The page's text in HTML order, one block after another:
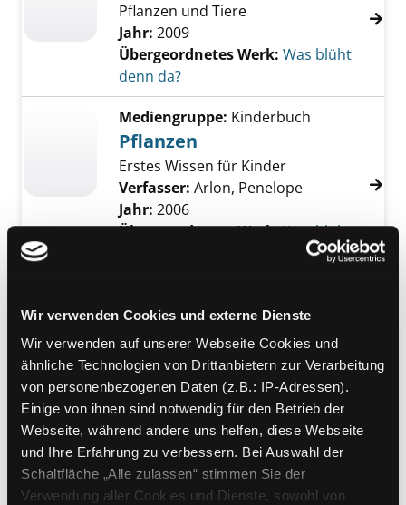
Wir verwenden Cookies und externe Dienste
Wir verwenden auf unserer Webseite Cookies und
ähnliche Technologien von Drittanbietern zur Verarbeitung
von personenbezogenen Daten (z.B.: IP-Adressen).
Einige von ihnen sind notwendig für den Betrieb der
Webseite, während andere uns helfen, diese Webseite
und Ihre Erfahrung zu verbessern. Bei Auswahl der
Schaltfläche „Alle zulassen“ stimmen Sie der
Verwendung aller Cookies und Dienste, sowohl von
Pflanzen und Tiere
Jahr: 2009
Übergeordnetes Werk: Was blüht
denn da?
Mediengruppe: Kinderbuch
Pflanzen
Erstes Wissen für Kinder
Verfasser: Arlon, Penelope
Jahr: 2006
Übergeordnetes Werk:Was blüht
Pflanzen
Die schönsten und interessantesten
Blütenpflanzen aus aller Welt
Verfasser:Burnie, David
Jahr: 2005
Übergeordnetes Werk:Was blüht
denn da?
Mediengruppe:Kinderbuch